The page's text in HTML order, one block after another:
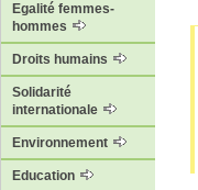
Egalité femmes-
hommes
Droits humains
Solidarité
internationale
Environnement
Education